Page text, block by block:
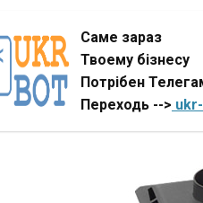
Саме зараз
Твоему бізнесу
Потрібен
Переходь -->